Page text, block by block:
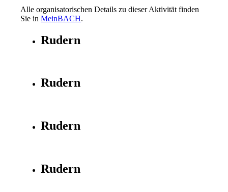
Alle organisatorischen Details zu dieser Aktivität finden
Sie inMeinBACH.
Rudern
Rudern
Rudern
Rudern